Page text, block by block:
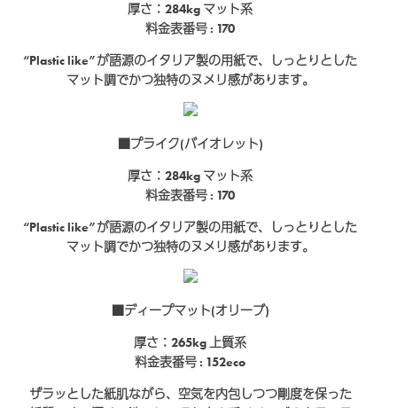
厚さ：284kg マット系
料金表番号 : 170
“Plastic like”が語源のイタリア製の用紙で、しっとりとした
マット調でかつ独特のヌメリ感があります。
■プライク(バイオレット)
厚さ：284kg マット系
料金表番号 : 170
“Plastic like”が語源のイタリア製の用紙で、しっとりとした
マット調でかつ独特のヌメリ感があります。
■ディープマット(オリーブ)
厚さ：265kg 上質系
料金表番号 : 152eco
ザラッとした紙肌ながら、空気を内包しつつ剛度を保った